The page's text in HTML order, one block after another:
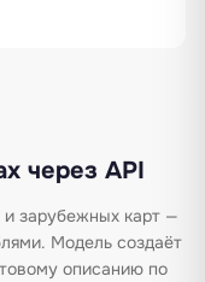
через API
и зарубежных карт —
Модель создаёт
описанию по